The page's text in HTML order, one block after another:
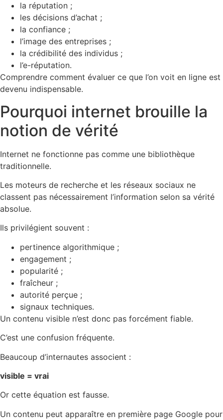
la réputation ;
les décisions d’achat ;
la confiance ;
l’image des entreprises ;
la crédibilité des individus ;
l’e-réputation.
Comprendre comment évaluer ce que l’on voit en ligne est
devenu indispensable.
Pourquoi internet brouille la
notion de vérité
Internet ne fonctionne pas comme une bibliothèque
traditionnelle.
Les moteurs de recherche et les réseaux sociaux ne
classent pas nécessairement l’information selon sa vérité
absolue.
Ils privilégient souvent :
pertinence algorithmique ;
engagement ;
popularité ;
fraîcheur ;
autorité perçue ;
signaux techniques.
Un contenu visible n’est donc pas forcément fiable.
C’est une confusion fréquente.
Beaucoup d’internautes associent :
visible = vrai
Or cette équation est fausse.
Un contenu peut apparaître en première page Google pour